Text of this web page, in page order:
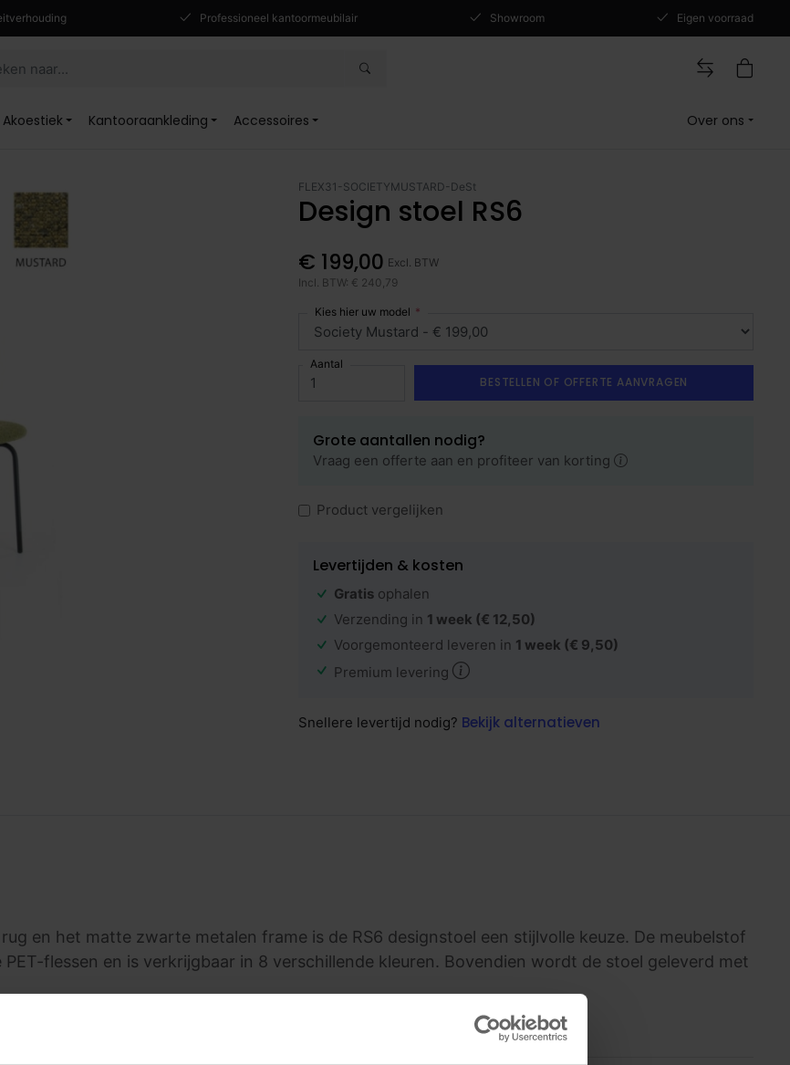
Professioneel kantoormeubilair Showroom Eigen voorraad
Akoestiek Kantooraankleding Accessoires Over ons
FLEX31-SOCIETYMUSTARD-DeSt
Design stoel RS6
€ 199,00 Excl. BTW
Incl. BTW: € 240,79
Kies hier uw model
Aantal
BESTELLEN OF OFFERTE AANVRAGEN
Grote aantallen nodig?
Vraag een offerte aan en profiteer van korting
Product vergelijken
Levertijden & kosten
Gratis ophalen
Verzending in 1 week (€ 12,50)
Voorgemonteerd leveren in 1 week (€ 9,50)
Premium levering
Snellere levertijd nodig? Bekijk alternatieven
en het matte zwarte metalen frame is de RS6 designstoel een stijlvolle keuze. De meubelstof
flessen en is verkrijgbaar in 8 verschillende kleuren. Bovendien wordt de stoel geleverd met